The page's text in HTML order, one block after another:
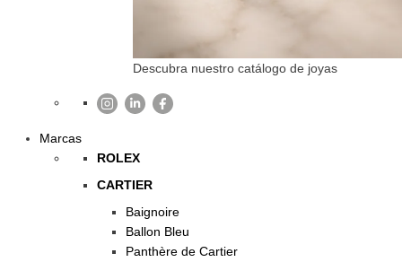
Descubra nuestro catálogo de joyas
Marcas
ROLEX
CARTIER
Baignoire
Ballon Bleu
Panthère de Cartier